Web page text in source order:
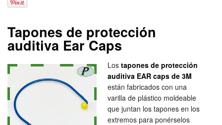
Tapones de protección
auditiva Ear Caps
Los tapones de protección
auditiva EAR caps de 3M
están fabricados con una
varilla de plástico moldeable
que juntan los tapones en los
extremos para ponérselos